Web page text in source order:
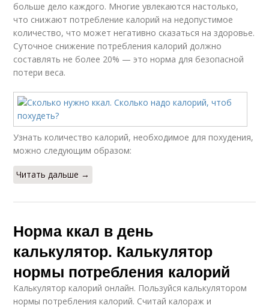
больше дело каждого. Многие увлекаются настолько,
что снижают потребление калорий на недопустимое
количество, что может негативно сказаться на здоровье.
Суточное снижение потребления калорий должно
составлять не более 20% — это норма для безопасной
потери веса.
Узнать количество калорий, необходимое для похудения,
можно следующим образом:
Читать дальше →
Норма ккал в день
калькулятор. Калькулятор
нормы потребления калорий
Калькулятор калорий онлайн. Пользуйся калькулятором
нормы потребления калорий. Считай калораж и